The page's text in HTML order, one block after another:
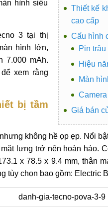
Thiết kế
cao cấp
Cấu hình
Pin
Hiệu
Màn
Giá bán
hình siêu
3 tại thị
hình lớn,
7.000 mAh.
xem rằng
bị tầm
không hề ọp ẹp. Nổi
lưng trở nên hoàn hảo.
x 78.5 x 9.4 mm, thân
tùy chọn bao gồm: Electric